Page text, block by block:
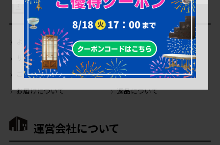
ご利用ガイド
よくあるご質問（Q＆A）
当店の商品について
サイトの使い方について
会員登録・特典について
ご注文について
お支払いについて
お届けについて
返品について
運営会社について